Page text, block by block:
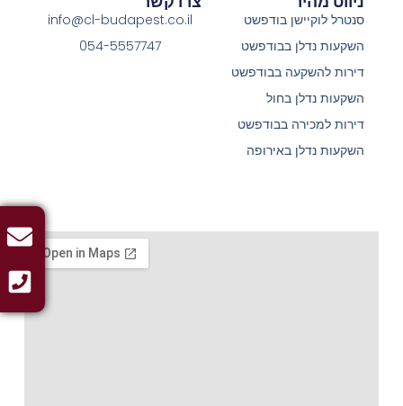
סנטרל לוקיישן בודפשט
השקעות נדלן בבודפשט
דירות להשקעה בבודפשט
השקעות נדלן בחול
דירות למכירה בבודפשט
השקעות נדלן באירופה
info@cl-budapest.co.il
054-5557747